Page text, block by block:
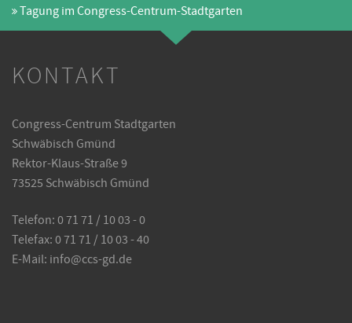
Tagung im Congress-Centrum-Stadtgarten
KONTAKT
Congress-Centrum Stadtgarten
Schwäbisch Gmünd
Rektor-Klaus-Straße 9
73525 Schwäbisch Gmünd
Telefon: 0 71 71 / 10 03 - 0
Telefax: 0 71 71 / 10 03 - 40
E-Mail: info@ccs-gd.de